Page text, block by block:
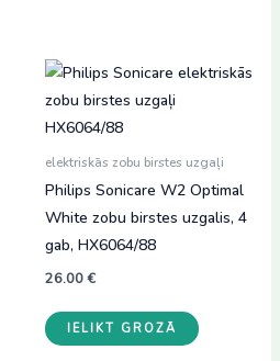
elektriskās zobu birstes uzgaļi
Philips Sonicare W2 Optimal
White zobu birstes uzgalis, 4
gab, HX6064/88
26.00€
IELIKT GROZĀ